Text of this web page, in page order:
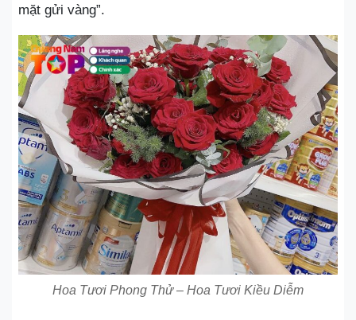
mặt gửi vàng”.
Hoa Tươi Phong Thử – Hoa Tươi Kiều Diễm